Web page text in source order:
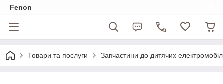
Fenon
Товари та послуги Запчастини до дитячих